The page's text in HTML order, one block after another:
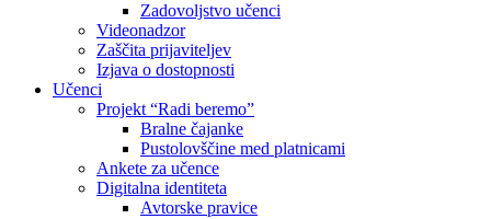
Zadovoljstvo učenci
Videonadzor
Zaščita prijaviteljev
Izjava o dostopnosti
Učenci
Projekt “Radi beremo”
Bralne čajanke
Pustolovščine med platnicami
Ankete za učence
Digitalna identiteta
Avtorske pravice